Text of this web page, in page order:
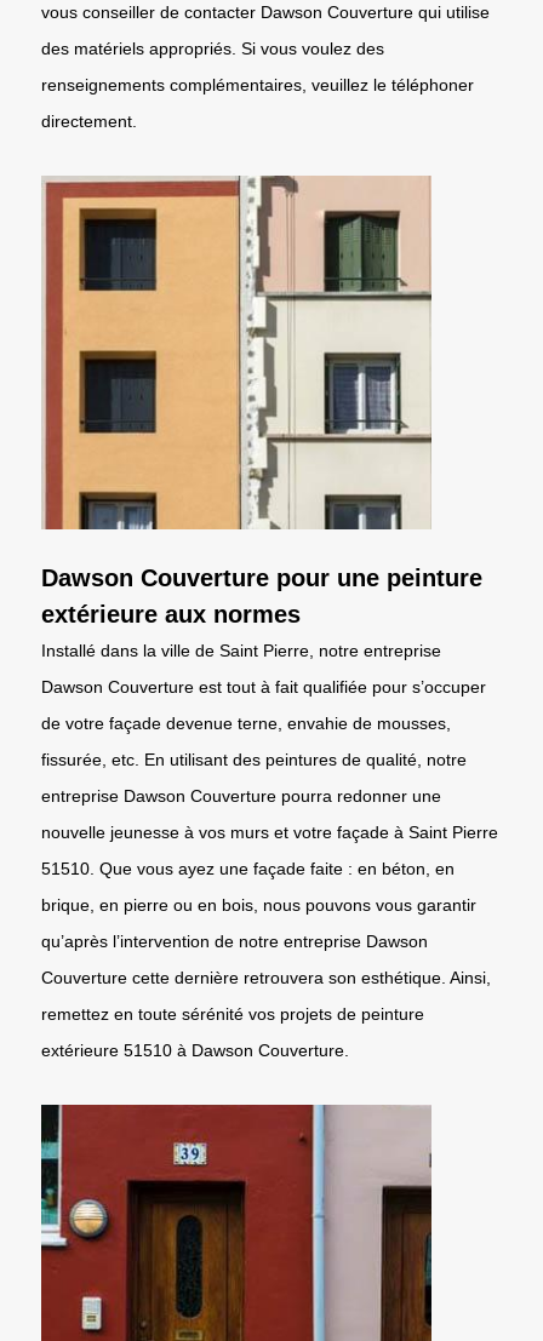
vous conseiller de contacter Dawson Couverture qui utilise
des matériels appropriés. Si vous voulez des
renseignements complémentaires, veuillez le téléphoner
directement.
Dawson Couverture pour une peinture
extérieure aux normes
Installé dans la ville de Saint Pierre, notre entreprise
Dawson Couverture est tout à fait qualifiée pour s’occuper
de votre façade devenue terne, envahie de mousses,
fissurée, etc. En utilisant des peintures de qualité, notre
entreprise Dawson Couverture pourra redonner une
nouvelle jeunesse à vos murs et votre façade à Saint Pierre
51510. Que vous ayez une façade faite : en béton, en
brique, en pierre ou en bois, nous pouvons vous garantir
qu’après l’intervention de notre entreprise Dawson
Couverture cette dernière retrouvera son esthétique. Ainsi,
remettez en toute sérénité vos projets de peinture
extérieure 51510 à Dawson Couverture.